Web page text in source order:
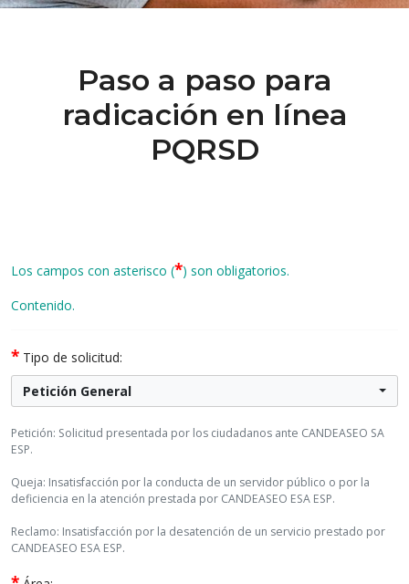
Paso a paso para
radicación en línea
PQRSD
Los campos con asterisco (*) son obligatorios.
Contenido.
* Tipo de solicitud:
Petición General
Petición: Solicitud presentada por los ciudadanos ante CANDEASEO SA
ESP.
Queja: Insatisfacción por la conducta de un servidor público o por la
deficiencia en la atención prestada por CANDEASEO ESA ESP.
Reclamo: Insatisfacción por la desatención de un servicio prestado por
CANDEASEO ESA ESP.